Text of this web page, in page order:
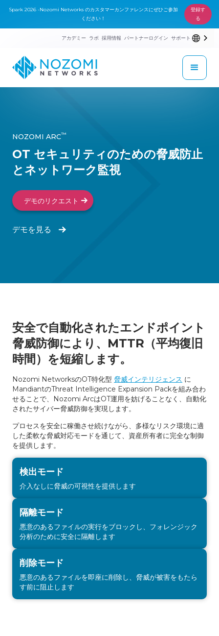
Spark 2026 -Nozomi Networks のカスタマーカンファレンスにぜひご参加
ください！
登録す
る
アカデミー ラボ 採用情報 パートナーログイン サポート
NOZOMI ARC™
OT セキュリティのための脅威防止
とネットワーク監視
デモのリクエスト
デモを見る
安全で自動化されたエンドポイント
脅威防御により、MTTR（平均復旧
時間）を短縮します。
Nozomi NetworksのOT特化型 脅威インテリジェンス に
MandiantのThreat Intelligence Expansion Packを組み合わ
せることで、Nozomi ArcはOT運用を妨げることなく、自動化
されたサイバー脅威防御を実現します。
プロセスを安全に稼働させ続けながら、多様なリスク環境に適
した柔軟な脅威対応モードを通じて、資産所有者に完全な制御
を提供します。
検出モード
介入なしに脅威の可視性を提供します
隔離モード
悪意のあるファイルの実行をブロックし、フォレンジック
分析のために安全に隔離します
削除モード
悪意のあるファイルを即座に削除し、脅威が被害をもたら
す前に阻止します